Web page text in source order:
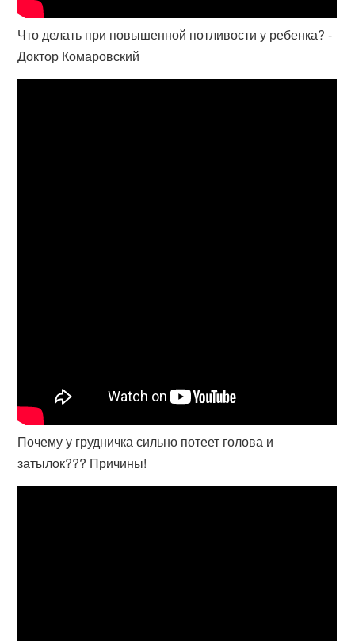
Что делать при повышенной потливости у ребенка? -
Доктор Комаровский
Почему у грудничка сильно потеет голова и
затылок??? Причины!